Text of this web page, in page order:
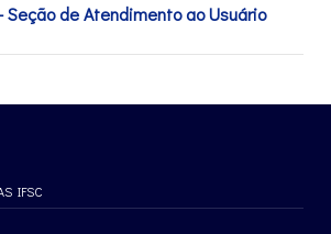
Seção de Atendimento ao Usuário
IFSC